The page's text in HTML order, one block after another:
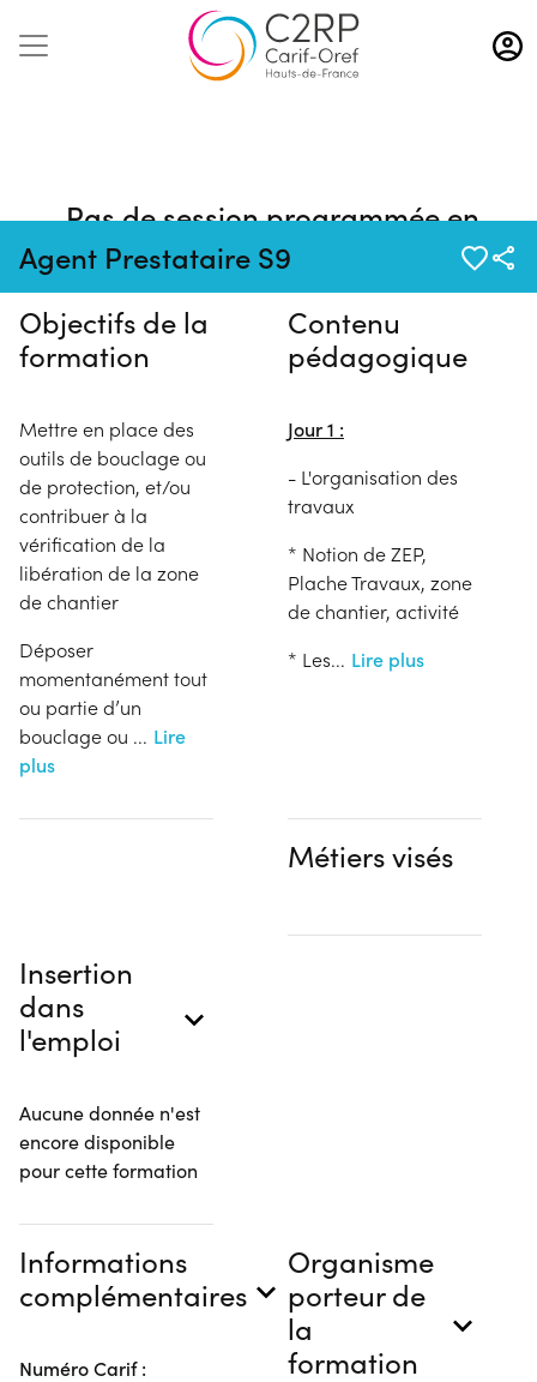
Aller
au
contenu
Agent Prestataire S9
Pas de session programmée en
ce moment
Objectifs de la
formation
Mettre en place des
outils de bouclage ou
de protection, et/ou
contribuer à la
vérification de la
libération de la zone
de chantier
Déposer
momentanément tout
ou partie d’un
bouclage ou ... Lire
plus
Contenu
pédagogique
Jour 1 :
- L'organisation des
travaux
* Notion de ZEP,
Plache Travaux, zone
de chantier, activité
* Les... Lire plus
Métiers visés
Insertion
dans
l'emploi
Aucune donnée n'est
encore disponible
pour cette formation
Informations
complémentaires
Numéro Carif :
Organisme
porteur de
la
formation